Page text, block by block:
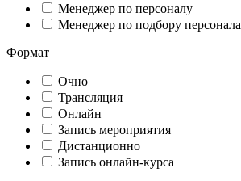
Менеджер по персоналу
Менеджер по подбору персонала
Формат
Очно
Трансляция
Онлайн
Запись мероприятия
Дистанционно
Запись онлайн-курса